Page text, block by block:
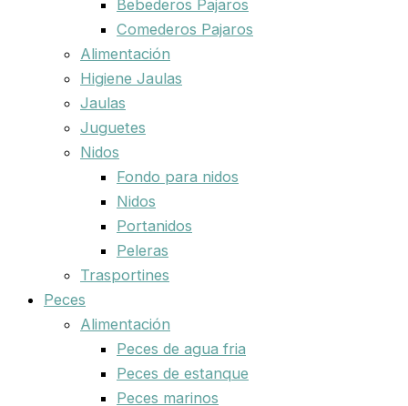
Bebederos Pajaros
Comederos Pajaros
Alimentación
Higiene Jaulas
Jaulas
Juguetes
Nidos
Fondo para nidos
Nidos
Portanidos
Peleras
Trasportines
Peces
Alimentación
Peces de agua fria
Peces de estanque
Peces marinos